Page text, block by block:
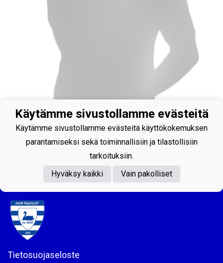
Rahastonhoitaja, Valmentaja, Varustevastaava
Määttänen Riku
Tietosuojaseloste
Käytämme sivustollamme evästeitä
Käytämme sivustollamme evästeitä käyttökokemuksen
parantamiseksi sekä toiminnallisiin ja tilastollisiin
tarkoituksiin.
Hyväksy kaikki
Vain pakolliset